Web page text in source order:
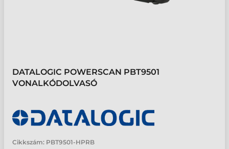
DATALOGIC POWERSCAN PBT9501
VONALKÓDOLVASÓ
Cikkszám: PBT9501-HPRB